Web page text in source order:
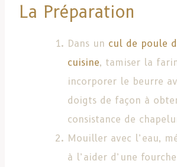
La Préparation
Dans un cul de poule
cuisine, tamiser la
incorporer le beurre
doigts de façon à
consistance de
Mouiller avec l’eau,
à l’aider d’une